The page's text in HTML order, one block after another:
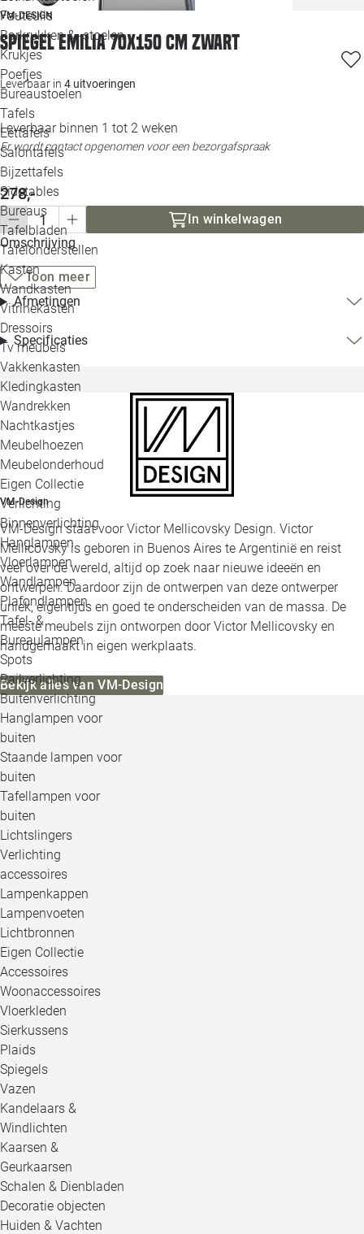
Fauteuils
Barkrukken & -stoelen
Krukjes
Poefjes
Bureaustoelen
Tafels
Eettafels
Salontafels
Bijzettafels
Sidetables
Bureaus
Tafelbladen
Tafelonderstellen
Kasten
Wandkasten
Vitrinekasten
Dressoirs
Tv meubels
Vakkenkasten
Kledingkasten
Wandrekken
Nachtkastjes
Meubelhoezen
Meubelonderhoud
Eigen Collectie
Verlichting
Binnenverlichting
Hanglampen
Vloerlampen
Wandlampen
Plafondlampen
Tafel- &
Bureaulampen
Spots
Railverlichting
Buitenverlichting
Hanglampen voor
buiten
Staande lampen voor
buiten
Tafellampen voor
buiten
Lichtslingers
Verlichting
accessoires
Lampenkappen
Lampenvoeten
Lichtbronnen
Eigen Collectie
Accessoires
Woonaccessoires
Vloerkleden
Sierkussens
Plaids
Spiegels
Vazen
Kandelaars &
Windlichten
Kaarsen &
Geurkaarsen
Schalen & Dienbladen
Decoratie objecten
Huiden & Vachten
VM-DESIGN
Spiegel Emilia 70x150 cm zwart
Leverbaar in 4 uitvoeringen
Leverbaar binnen 1 tot 2 weken
Er wordt contact opgenomen voor een bezorgafspraak
278,-
In winkelwagen
Omschrijving
Toon meer
Afmetingen
Specificaties
VM-Design
VM-Design staat voor Victor Mellicovsky Design. Victor
Mellicovsky is geboren in Buenos Aires te Argentinië en reist
veel over de wereld, altijd op zoek naar nieuwe ideeën en
ontwerpen. Daardoor zijn de ontwerpen van deze ontwerper
uniek, eigentijds en goed te onderscheiden van de massa. De
meeste meubels zijn ontworpen door Victor Mellicovsky en
handgemaakt in eigen werkplaats.
Bekijk alles van VM-Design